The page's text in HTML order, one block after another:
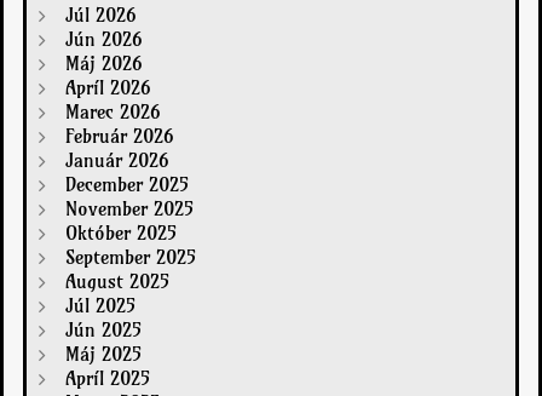
Júl 2026
Jún 2026
Máj 2026
Apríl 2026
Marec 2026
Február 2026
Január 2026
December 2025
November 2025
Október 2025
September 2025
August 2025
Júl 2025
Jún 2025
Máj 2025
Apríl 2025